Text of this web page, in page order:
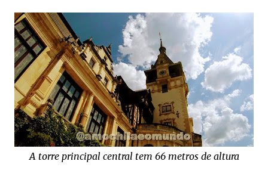
A torre principal central tem 66 metros de altura